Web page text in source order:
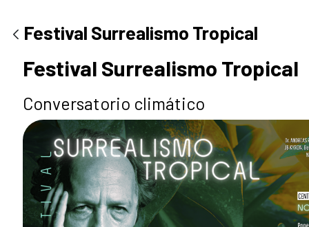
Festival Surrealismo Tropical
Festival Surrealismo Tropical
Conversatorio climático